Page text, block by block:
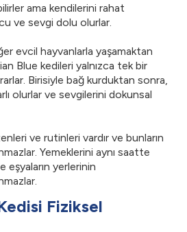
ama kendilerini rahat
ve sevgi dolu olurlar.
evcil hayvanlarla yaşamaktan
Blue kedileri yalnızca tek bir
Birisiyle bağ kurduktan sonra,
olurlar ve sevgilerini dokunsal
ve rutinleri vardır ve bunların
Yemeklerini aynı saatte
eşyaların yerlerinin
Fiziksel